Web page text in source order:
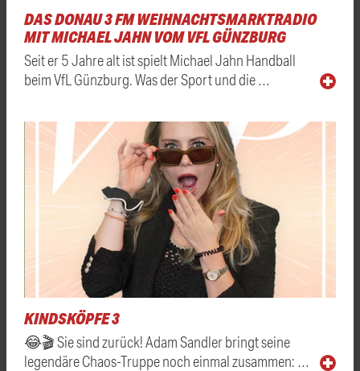
DAS DONAU 3 FM WEIHNACHTSMARKTRADIO
MIT MICHAEL JAHN VOM VFL GÜNZBURG
Seit er 5 Jahre alt ist spielt Michael Jahn Handball
beim VfL Günzburg. Was der Sport und die …
KINDSKÖPFE 3
😂🎬 Sie sind zurück! Adam Sandler bringt seine
legendäre Chaos-Truppe noch einmal zusammen: …